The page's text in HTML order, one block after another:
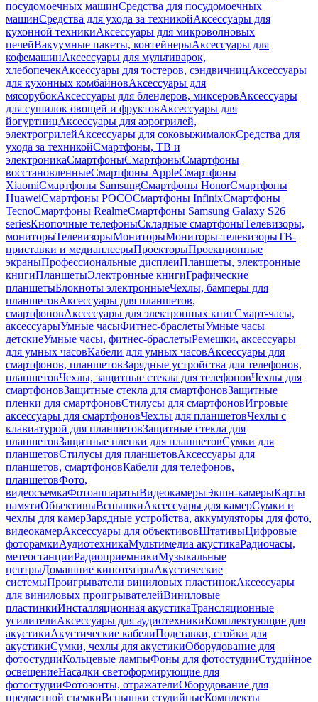
посудомоечных машинСредства для посудомоечных
машинСредства для ухода за техникойАксессуары для
кухонной техникиАксессуары для микроволновых
печейВакуумные пакеты, контейнерыАксессуары для
кофемашинАксессуары для мультиварок,
хлебопечекАксессуары для тостеров, сэндвичницАксессуары
для кухонных комбайновАксессуары для
мясорубокАксессуары для блендеров, миксеровАксессуары
для сушилок овощей и фруктовАксессуары для
йогуртницАксессуары для аэрогрилей,
электрогрилейАксессуары для соковыжималокСредства для
ухода за техникойСмартфоны, ТВ и
электроникаСмартфоныСмартфоныСмартфоны
восстановленныеСмартфоны AppleСмартфоны
XiaomiСмартфоны SamsungСмартфоны HonorСмартфоны
HuaweiСмартфоны POCOСмартфоны InfinixСмартфоны
TecnoСмартфоны RealmeСмартфоны Samsung Galaxy S26
seriesКнопочные телефоныСкладные смартфоныТелевизоры,
мониторыТелевизорыМониторыМониторы-телевизорыТВ-
приставки и медиаплеерыПроекторыПроекционные
экраныПрофессиональные дисплеиПланшеты, электронные
книгиПланшетыЭлектронные книгиГрафические
планшетыБлокноты электронныеЧехлы, бамперы для
планшетовАксессуары для планшетов,
смартфоновАксессуары для электронных книгСмарт-часы,
аксессуарыУмные часыФитнес-браслетыУмные часы
детскиеУмные часы, фитнес-браслетыРемешки, аксессуары
для умных часовКабели для умных часовАксессуары для
смартфонов, планшетовЗарядные устройства для телефонов,
планшетовЧехлы, защитные стекла для телефоновЧехлы для
смартфоновЗащитные стекла для смартфоновЗащитные
пленки для смартфоновСтилусы для смартфоновИгровые
аксессуары для смартфоновЧехлы для планшетовЧехлы с
клавиатурой для планшетовЗащитные стекла для
планшетовЗащитные пленки для планшетовСумки для
планшетовСтилусы для планшетовАксессуары для
планшетов, смартфоновКабели для телефонов,
планшетовФото,
видеосъемкаФотоаппаратыВидеокамерыЭкшн-камерыКарты
памятиОбъективыВспышкиАксессуары для камерСумки и
чехлы для камерЗарядные устройства, аккумуляторы для фото,
видеокамерАксессуары для объективовШтативыЦифровые
фоторамкиАудиотехникаМультимедиа акустикаРадиочасы,
метеостанцииРадиоприемникиМузыкальные
центрыДомашние кинотеатрыАкустические
системыПроигрыватели виниловых пластинокАксессуары
для виниловых проигрывателейВиниловые
пластинкиИнсталляционная акустикаТрансляционные
усилителиАксессуары для аудиотехникиКомплектующие для
акустикиАкустические кабелиПодставки, стойки для
акустикиСумки, чехлы для акустикиОборудование для
фотостудииКольцевые лампыФоны для фотостудииСтудийное
освещениеНасадки светоформирующие для
фотостудииФотозонты, отражателиОборудование для
предметной съемкиВспышки студийныеКомплекты